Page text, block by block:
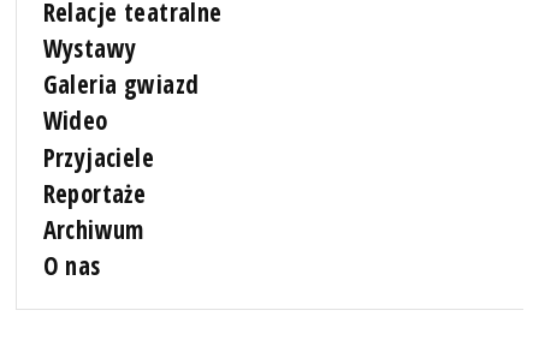
Relacje teatralne
Wystawy
Galeria gwiazd
Wideo
Przyjaciele
Reportaże
Archiwum
O nas